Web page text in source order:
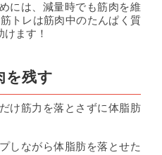
には、減量時でも筋肉を維
トレは筋肉中のたんぱく質
ます！
を残す
け筋力を落とさずに体脂肪
しながら体脂肪を落とせた